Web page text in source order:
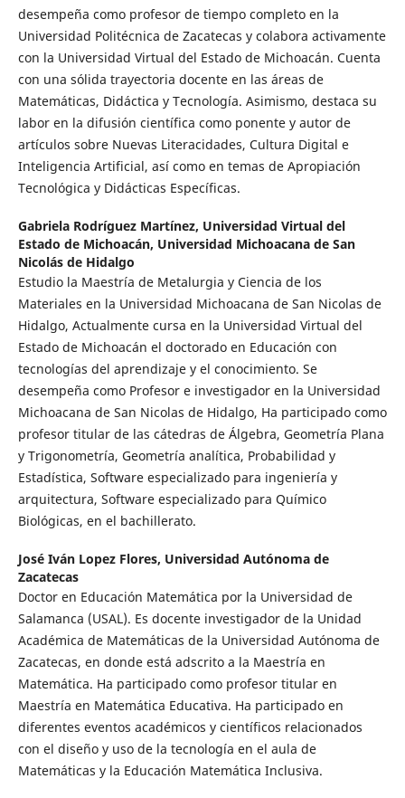
desempeña como profesor de tiempo completo en la
Universidad Politécnica de Zacatecas y colabora activamente
con la Universidad Virtual del Estado de Michoacán. Cuenta
con una sólida trayectoria docente en las áreas de
Matemáticas, Didáctica y Tecnología. Asimismo, destaca su
labor en la difusión científica como ponente y autor de
artículos sobre Nuevas Literacidades, Cultura Digital e
Inteligencia Artificial, así como en temas de Apropiación
Tecnológica y Didácticas Específicas.
Gabriela Rodríguez Martínez, Universidad Virtual del
Estado de Michoacán, Universidad Michoacana de San
Nicolás de Hidalgo
Estudio la Maestría de Metalurgia y Ciencia de los
Materiales en la Universidad Michoacana de San Nicolas de
Hidalgo, Actualmente cursa en la Universidad Virtual del
Estado de Michoacán el doctorado en Educación con
tecnologías del aprendizaje y el conocimiento. Se
desempeña como Profesor e investigador en la Universidad
Michoacana de San Nicolas de Hidalgo, Ha participado como
profesor titular de las cátedras de Álgebra, Geometría Plana
y Trigonometría, Geometría analítica, Probabilidad y
Estadística, Software especializado para ingeniería y
arquitectura, Software especializado para Químico
Biológicas, en el bachillerato.
José Iván Lopez Flores, Universidad Autónoma de
Zacatecas
Doctor en Educación Matemática por la Universidad de
Salamanca (USAL). Es docente investigador de la Unidad
Académica de Matemáticas de la Universidad Autónoma de
Zacatecas, en donde está adscrito a la Maestría en
Matemática. Ha participado como profesor titular en
Maestría en Matemática Educativa. Ha participado en
diferentes eventos académicos y científicos relacionados
con el diseño y uso de la tecnología en el aula de
Matemáticas y la Educación Matemática Inclusiva.